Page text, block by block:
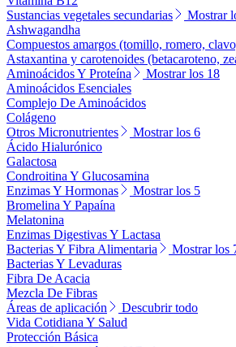
Sustancias vegetales secundarias
Mostrar
Ashwagandha
Compuestos amargos (tomillo, romero,
Astaxantina y carotenoides (betacaroteno,
Aminoácidos Y Proteína
Mostrar los 18
Aminoácidos Esenciales
Complejo De Aminoácidos
Colágeno
Otros Micronutrientes
Mostrar los 6
Ácido Hialurónico
Galactosa
Condroitina Y Glucosamina
Enzimas Y Hormonas
Mostrar los 5
Bromelina Y Papaína
Melatonina
Enzimas Digestivas Y Lactasa
Bacterias Y Fibra Alimentaria
Mostrar los
Bacterias Y Levaduras
Fibra De Acacia
Mezcla De Fibras
Áreas de aplicación
Descubrir todo
Vida Cotidiana Y Salud
Protección Básica